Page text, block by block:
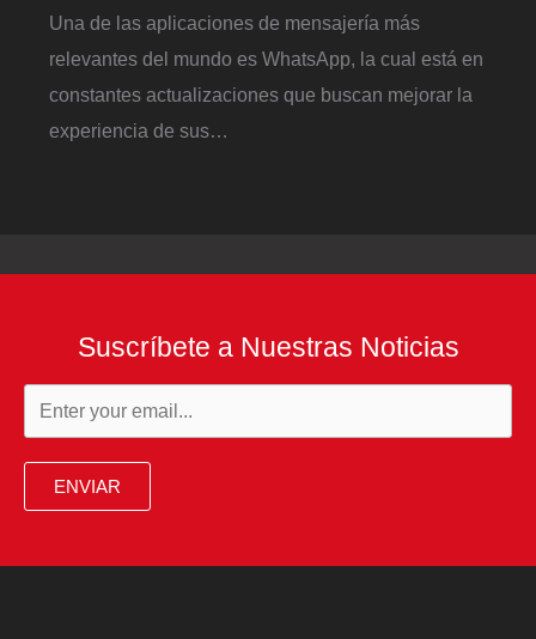
Una de las aplicaciones de mensajería más
relevantes del mundo es WhatsApp, la cual está en
constantes actualizaciones que buscan mejorar la
experiencia de sus…
Suscríbete a Nuestras Noticias
ENVIAR